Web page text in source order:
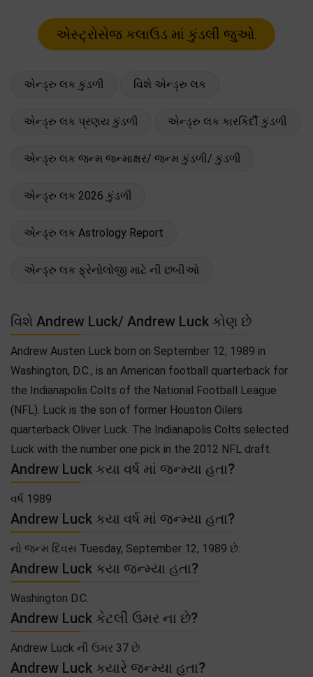
એન્ડ્રુ લક કુંડળી વિશે એન્ડ્રુ લક
એન્ડ્રુ લક પ્રણય કુંડળી એન્ડ્રુ લક કારકિર્દી કુંડળી
એન્ડ્રુ લક જન્મ જન્માક્ષર/ જન્મ કુંડળી/ કુંડળી
એન્ડ્રુ લક 2026 કુંડળી
એન્ડ્રુ લક Astrology Report
એન્ડ્રુ લક ફ્રેનોલોજી માટે ની છબીઓ
વિશે Andrew Luck/ Andrew Luck કોણ છે
Andrew Austen Luck born on September 12, 1989 in
Washington, D.C., is an American football quarterback for
the Indianapolis Colts of the National Football League
(NFL). Luck is the son of former Houston Oilers
quarterback Oliver Luck. The Indianapolis Colts selected
Luck with the number one pick in the 2012 NFL draft.
Andrew Luck કયા વર્ષ માં જન્મ્યા હતા?
વર્ષ 1989
Andrew Luck કયા વર્ષ માં જન્મ્યા હતા?
નો જન્મ દિવસ Tuesday, September 12, 1989 છે.
Andrew Luck કયા જન્મ્યા હતા?
Washington D.C.
Andrew Luck કેટલી ઉમર ના છે?
Andrew Luck ની ઉમર 37 છે.
Andrew Luck કયારે જન્મ્યા હતા?